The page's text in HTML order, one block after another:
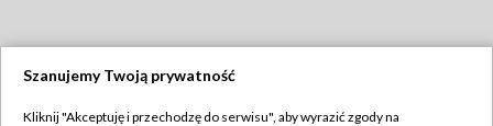
Szanujemy Twoją prywatność
Kliknij "Akceptuję i przechodzę do serwisu", aby wyrazić zgody na